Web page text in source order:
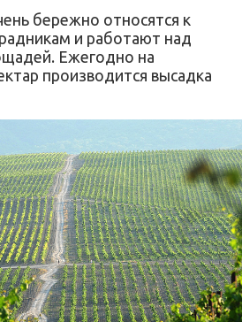
бережно относятся к
и работают над
Ежегодно на
производится высадка